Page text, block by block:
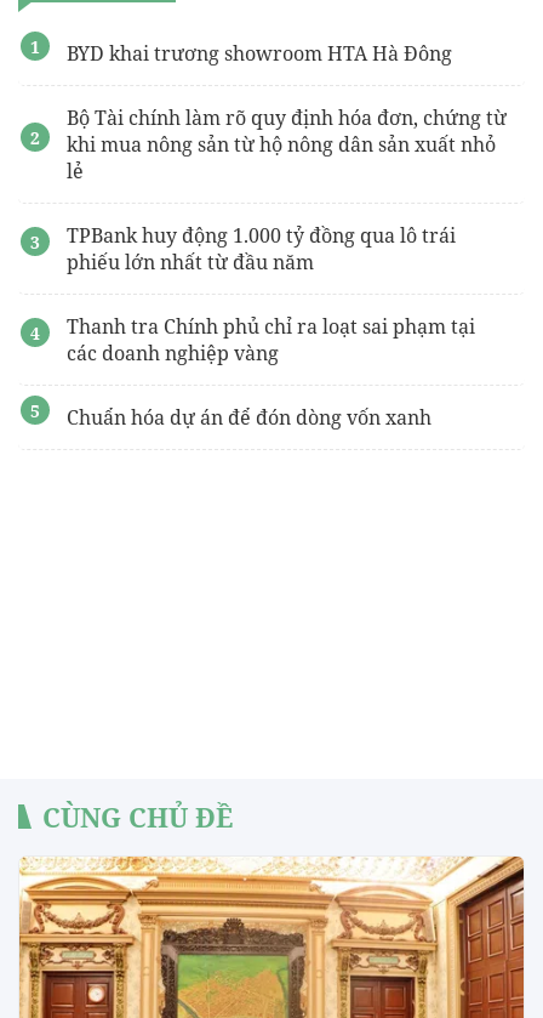
BYD khai trương showroom HTA Hà Đông
Bộ Tài chính làm rõ quy định hóa đơn, chứng từ
khi mua nông sản từ hộ nông dân sản xuất nhỏ
lẻ
TPBank huy động 1.000 tỷ đồng qua lô trái
phiếu lớn nhất từ đầu năm
Thanh tra Chính phủ chỉ ra loạt sai phạm tại
các doanh nghiệp vàng
Chuẩn hóa dự án để đón dòng vốn xanh
CÙNG CHỦ ĐỀ